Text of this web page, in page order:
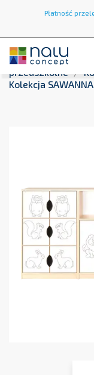
Płatność
Strona główna
przedszkolne
Kolekcja SAWANNA